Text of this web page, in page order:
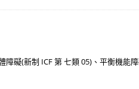
礙(新制 ICF 第 七類 05)、平衡機能